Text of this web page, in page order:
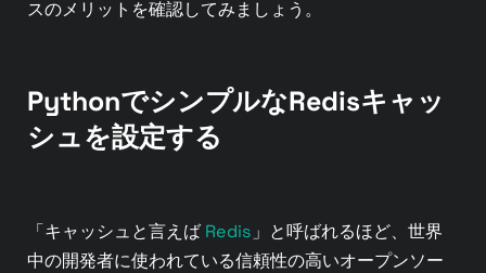
スのメリットを確認してみましょう。
PythonでシンプルなRedisキャッ
シュを設定する
「キャッシュと言えば Redis 」と呼ばれるほど、世界
中の開発者に使われている信頼性の高いオープンソー